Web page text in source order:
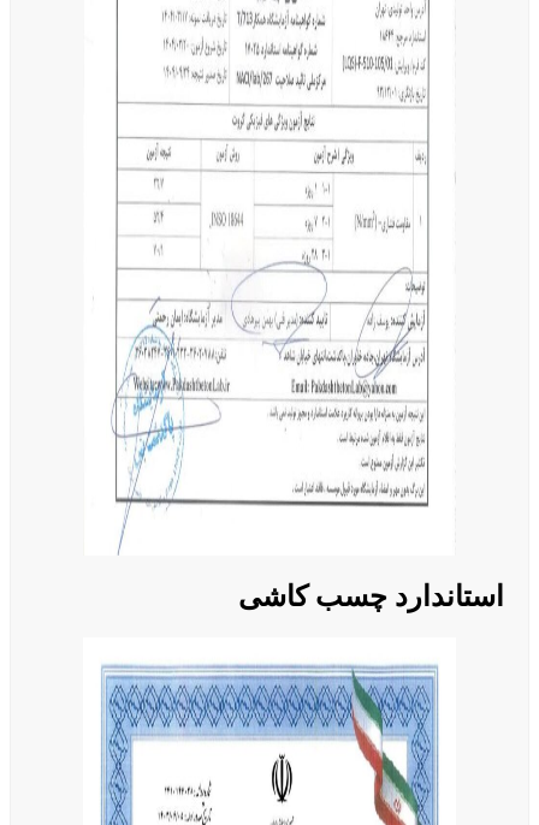
استاندارد چسب کاشی